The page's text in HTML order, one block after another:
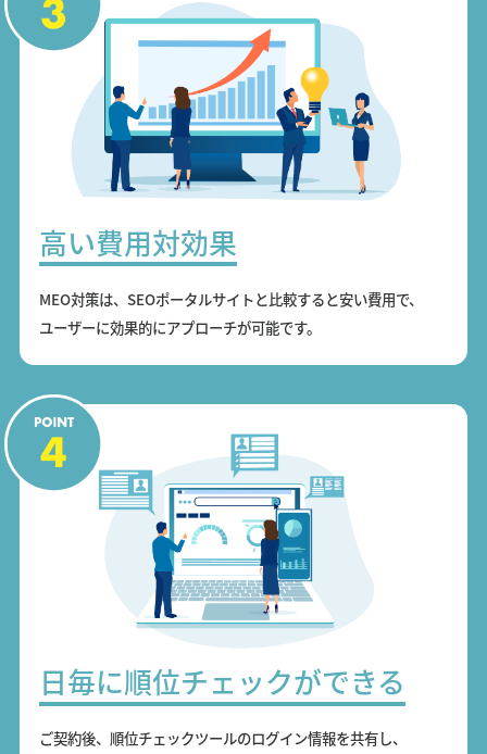
高い費用対効果
MEO対策は、SEOポータルサイトと比較すると安い費用で、
ユーザーに効果的にアプローチが可能です。
日毎に順位チェックができる
ご契約後、順位チェックツールのログイン情報を共有し、